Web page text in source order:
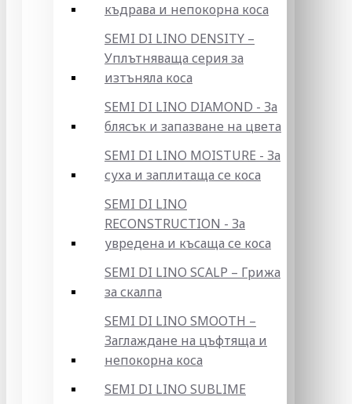
къдрава и непокорна коса
SEMI DI LINO DENSITY –
Уплътняваща серия за
изтъняла коса
SEMI DI LINO DIAMOND - За
блясък и запазване на цвета
SEMI DI LINO MOISTURE - За
суха и заплитаща се коса
SEMI DI LINO
RECONSTRUCTION - За
увредена и късаща се коса
SEMI DI LINO SCALP – Грижа
за скалпа
SEMI DI LINO SMOOTH –
Заглаждане на цъфтяща и
непокорна коса
SEMI DI LINO SUBLIME